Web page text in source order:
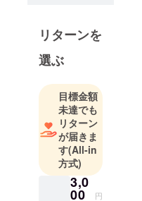
リターンを
選ぶ
目標金額
未達でも
リターン
が届きま
す(All-in
方式)
3,0
00 円